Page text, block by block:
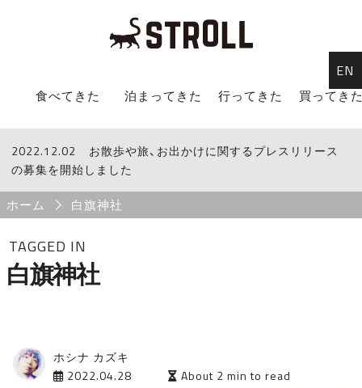
STROLL Menu
食べてきた 泊まってきた 行ってきた 買ってき
STROLLからのお知らせ
2022.12.02
お散歩や旅、お出かけに関するプレスリリース
の募集を開始しました
Breadcrumb
ホーム 白旗神社
TAGGED IN
白旗神社
ホシナ カズキ
2022.04.28
About 2 min to read
EN